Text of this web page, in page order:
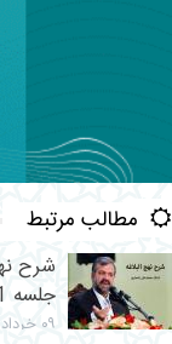
مطالب مرتبط
جلسه 1
۰۹ خرداد ۱۴۰۵